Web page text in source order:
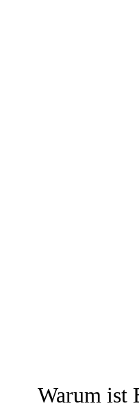
Fisch,
Warum ist